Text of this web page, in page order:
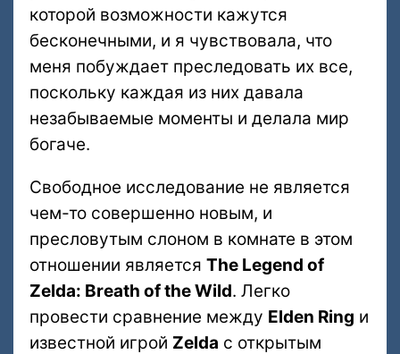
которой возможности кажутся
бесконечными, и я чувствовала, что
меня побуждает преследовать их все,
поскольку каждая из них давала
незабываемые моменты и делала мир
богаче.
Свободное исследование не является
чем-то совершенно новым, и
пресловутым слоном в комнате в этом
отношении является The Legend of
Zelda: Breath of the Wild. Легко
провести сравнение между Elden Ring и
известной игрой Zelda с открытым